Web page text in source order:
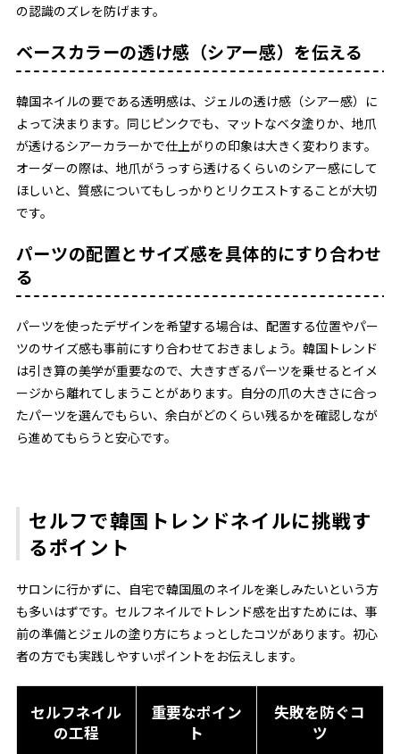
の認識のズレを防げます。
ベースカラーの透け感（シアー感）を伝える
韓国ネイルの要である透明感は、ジェルの透け感（シアー感）に
よって決まります。同じピンクでも、マットなベタ塗りか、地爪
が透けるシアーカラーかで仕上がりの印象は大きく変わります。
オーダーの際は、地爪がうっすら透けるくらいのシアー感にして
ほしいと、質感についてもしっかりとリクエストすることが大切
です。
パーツの配置とサイズ感を具体的にすり合わせ
る
パーツを使ったデザインを希望する場合は、配置する位置やパー
ツのサイズ感も事前にすり合わせておきましょう。韓国トレンド
は引き算の美学が重要なので、大きすぎるパーツを乗せるとイメ
ージから離れてしまうことがあります。自分の爪の大きさに合っ
たパーツを選んでもらい、余白がどのくらい残るかを確認しなが
ら進めてもらうと安心です。
セルフで韓国トレンドネイルに挑戦す
るポイント
サロンに行かずに、自宅で韓国風のネイルを楽しみたいという方
も多いはずです。セルフネイルでトレンド感を出すためには、事
前の準備とジェルの塗り方にちょっとしたコツがあります。初心
者の方でも実践しやすいポイントをお伝えします。
セルフネイル
の工程
重要なポイン
ト
失敗を防ぐコ
ツ